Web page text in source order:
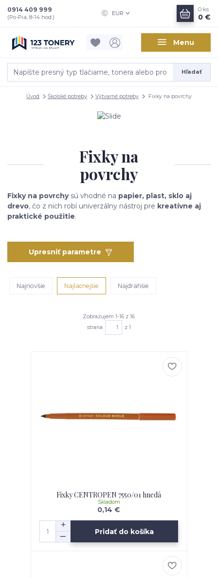
Menu
EUR
Hľadať
0914 409 999
(Po-Pia, 8-14 hod.)
0 ks
0 €
Úvod Školské potreby Výtvarné potreby Fixky na povrchy
Fixky na
povrchy
Fixky na povrchysú vhodné na papier, plast, sklo aj
drevo, čo z nich robí univerzálny nástroj pre kreatívne aj
praktické použitie.
Upresniť parametre
Najnovšie Najlacnejšie Najdrahšie
Zobrazujem 1-16 z 16
strana
z 1
Fixky CENTROPEN 7550/01 hnedá
0,14 €
Skladom
Pridať do košíka